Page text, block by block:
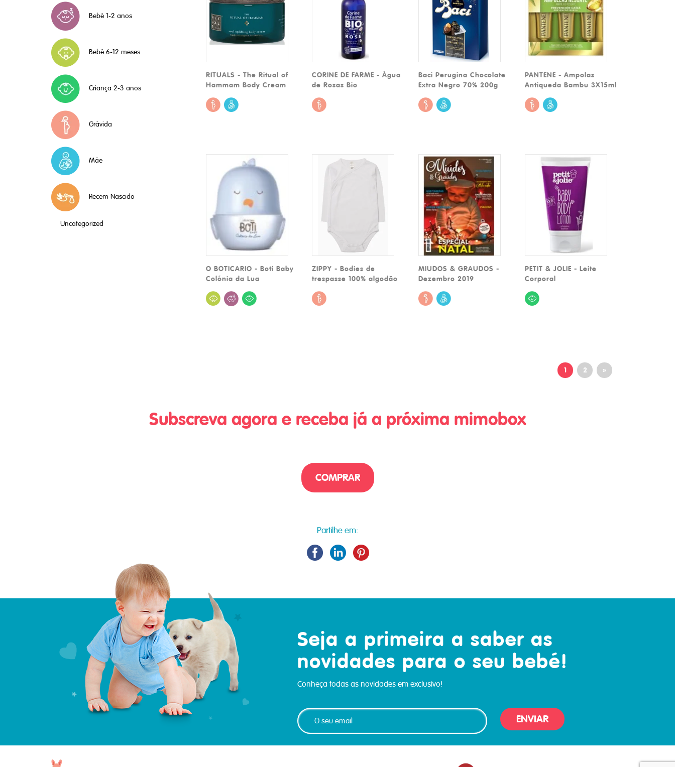
Bebé 1-2 anos
Bebé 6-12 meses
Criança 2-3 anos
Grávida
Mãe
Recém Nascido
Uncategorized
RITUALS - The Ritual of
Hammam Body Cream
CORINE DE FARME - Água
de Rosas Bio
Baci Perugina Chocolate
Extra Negro 70% 200g
PANTENE - Ampolas
Antiqueda Bambu 3X15ml
O BOTICARIO - Boti Baby
Colónia da Lua
ZIPPY - Bodies de
trespasse 100% algodão
MIUDOS & GRAUDOS -
Dezembro 2019
PETIT & JOLIE - Leite
Corporal
1 2 »
Subscreva agora e receba já a próxima mimobox
COMPRAR
Partilhe em:
Seja a primeira a saber as
novidades para o seu bebé!
Conheça todas as novidades em exclusivo!
ENVIAR